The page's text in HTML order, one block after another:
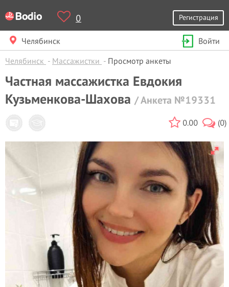
0 Регистрация
Челябинск
Войти
Челябинск
Массажистки Просмотр анкеты
Частная массажистка Евдокия
Кузьменкова-Шахова / Анкета №19331
0.00 (0)